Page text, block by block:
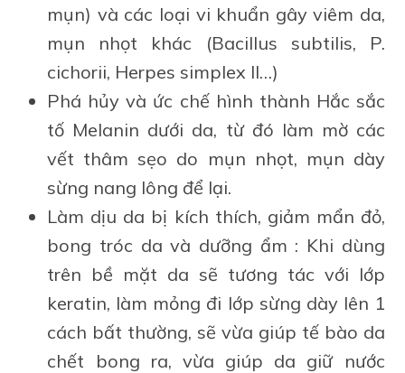
mụn) và các loại vi khuẩn gây viêm da,
mụn nhọt khác (Bacillus subtilis, P.
cichorii, Herpes simplex II…)
Phá hủy và ức chế hình thành Hắc sắc
tố Melanin dưới da, từ đó làm mờ các
vết thâm sẹo do mụn nhọt, mụn dày
sừng nang lông để lại.
Làm dịu da bị kích thích, giảm mẩn đỏ,
bong tróc da và dưỡng ẩm : Khi dùng
trên bề mặt da sẽ tương tác với lớp
keratin, làm mỏng đi lớp sừng dày lên 1
cách bất thường, sẽ vừa giúp tế bào da
chết bong ra, vừa giúp da giữ nước